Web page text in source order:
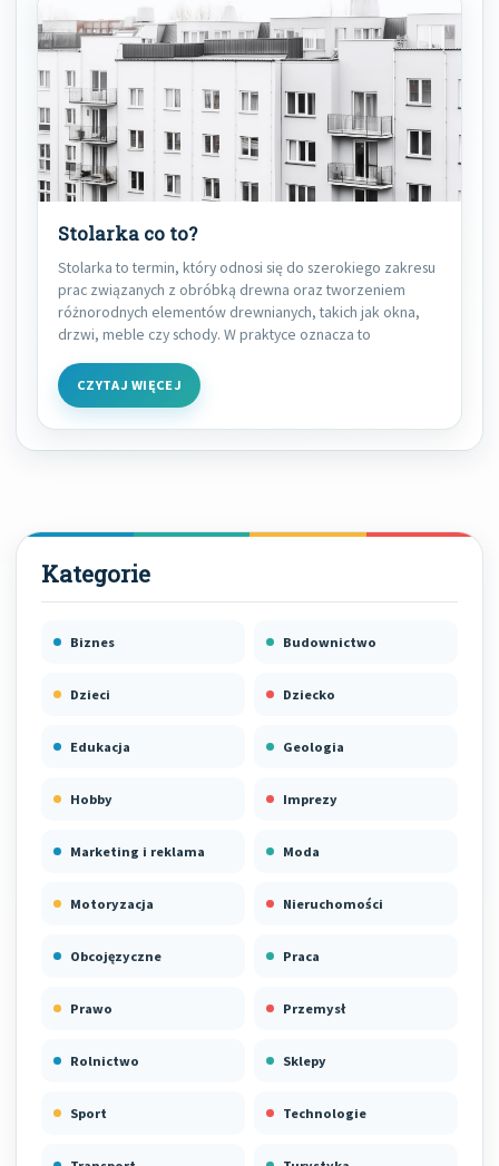
Stolarka co to?
Stolarka to termin, który odnosi się do szerokiego zakresu
prac związanych z obróbką drewna oraz tworzeniem
różnorodnych elementów drewnianych, takich jak okna,
drzwi, meble czy schody. W praktyce oznacza to
CZYTAJ WIĘCEJ
Biznes Budownictwo
Dzieci Dziecko
Edukacja Geologia
Hobby Imprezy
Marketing i reklama Moda
Motoryzacja Nieruchomości
Obcojęzyczne Praca
Prawo Przemysł
Rolnictwo Sklepy
Sport Technologie